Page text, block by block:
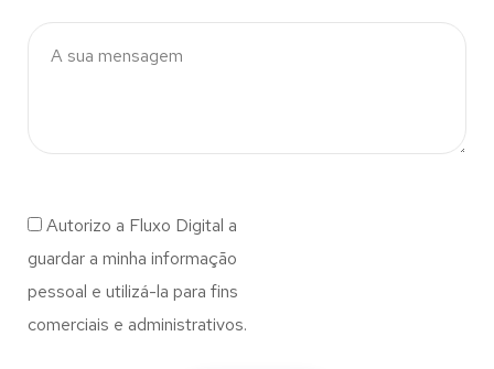
Autorizo a Fluxo Digital a
guardar a minha informação
pessoal e utilizá-la para fins
comerciais e administrativos.